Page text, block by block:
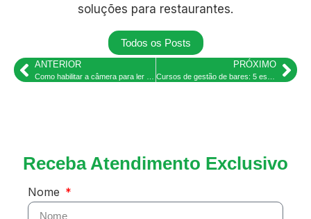
soluções para restaurantes.
Todos os Posts
ANTERIOR PRÓXIMO
Receba Atendimento Exclusivo
Nome